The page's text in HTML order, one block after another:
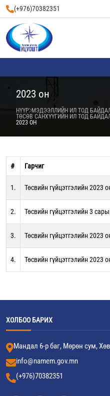
(+976)70382351
2023 он
НҮҮР МЭДЭЭЛЛИЙН ИЛ ТОД
ТӨСӨВ САНХҮҮГИЙН ИЛ ТОД
2023 ОН
# Гарчиг
1. Төсвийн гүйцэтгэлийн 2023
2. Төсвийн гүйцэтгэлийн 3
3. Төсвийн гүйцэтгэлийн 2023
4. Төсвийн гүйцэтгэлийн 2023
ХОЛБОО БАРИХ
Мандал 6-р баг, Мөрөн сум,
info@namem.gov.mn
(+976)70382351